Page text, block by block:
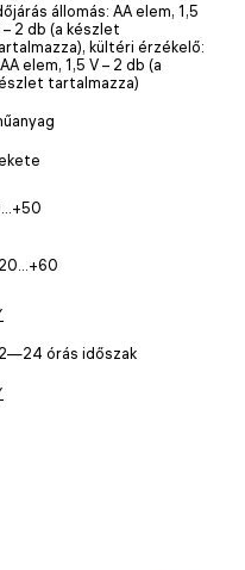
állomás: AA elem, 1,5
– 2 db (a készlet
kültéri érzékelő:
elem, 1,5 V – 2 db (a
tartalmazza)
órás időszak